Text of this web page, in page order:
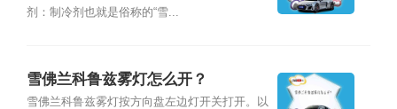
剂：制冷剂也就是俗称的“雪...
雪佛兰科鲁兹雾灯怎么开？
雪佛兰科鲁兹雾灯按方向盘左边灯开关打开。以